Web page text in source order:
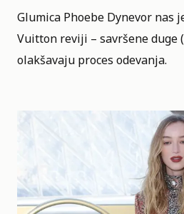
Glumica Phoebe Dynevor nas
Vuitton reviji – savršene duge
olakšavaju proces odevanja.